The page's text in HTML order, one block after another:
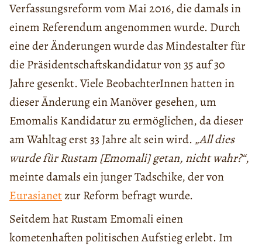
Verfassungsreform vom Mai 2016, die damals in
einem Referendum angenommen wurde. Durch
eine der Änderungen wurde das Mindestalter für
die Präsidentschaftskandidatur von 35 auf 30
Jahre gesenkt. Viele BeobachterInnen hatten in
dieser Änderung ein Manöver gesehen, um
Emomalis Kandidatur zu ermöglichen, da dieser
am Wahltag erst 33 Jahre alt sein wird. „All dies
wurde für Rustam [Emomali] getan, nicht wahr?“,
meinte damals ein junger Tadschike, der von
Eurasianetzur Reform befragt wurde.
Seitdem hat Rustam Emomali einen
kometenhaften politischen Aufstieg erlebt. Im